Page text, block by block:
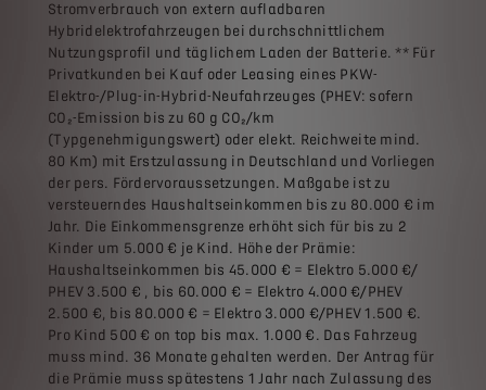
Stromverbrauch von extern aufladbaren
Hybridelektrofahrzeugen bei durchschnittlichem
Nutzungsprofil und täglichem Laden der Batterie. ** Für
Privatkunden bei Kauf oder Leasing eines PKW-
Elektro-/Plug-in-Hybrid-Neufahrzeuges (PHEV: sofern
CO₂-Emission bis zu 60 g CO₂/km
(Typgenehmigungswert) oder elekt. Reichweite mind.
80 Km) mit Erstzulassung in Deutschland und Vorliegen
der pers. Fördervoraussetzungen. Maßgabe ist zu
versteuerndes Haushaltseinkommen bis zu 80.000 € im
Jahr. Die Einkommensgrenze erhöht sich für bis zu 2
Kinder um 5.000 € je Kind. Höhe der Prämie:
Haushaltseinkommen bis 45.000 € = Elektro 5.000 €/
PHEV 3.500 € , bis 60.000 € = Elektro 4.000 €/PHEV
2.500 €, bis 80.000 € = Elektro 3.000 €/PHEV 1.500 €.
Pro Kind 500 € on top bis max. 1.000 €. Das Fahrzeug
muss mind. 36 Monate gehalten werden. Der Antrag für
die Prämie muss spätestens 1 Jahr nach Zulassung des